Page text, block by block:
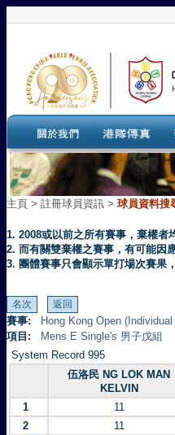
主頁 > 註冊球員資訊 > 球員資料搜
1. 2008或以前之所有賽事，棄權者
2. 而有關雙棄權之賽事，有可能因
3. 團體賽事只會顯示單打場次賽果
賽事:
Hong Kong Open
項目:
Mens E Single's 男子戊組
System Record 995
伍洛民 NG LOK MAN
KELVIN
1 11
2
11